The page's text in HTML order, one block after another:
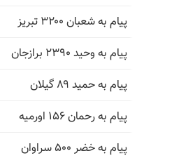
پیام به شعبان ۳۲۰۰ تبریز
پیام به وحید ۲۳۹۰ برازجان
پیام به حمید ۸۹ گیلان
پیام به رحمان ۱۵۶ اورمیه
پیام به خضر ۵۰۰ سراوان